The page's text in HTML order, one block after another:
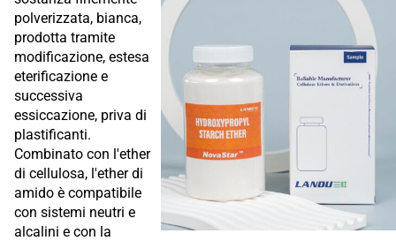
polverizzata, bianca,
prodotta tramite
modificazione, estesa
eterificazione e
successiva
essiccazione, priva di
plastificanti.
Combinato con l'ether
di cellulosa, l'ether di
amido è compatibile
con sistemi neutri e
alcalini e con la